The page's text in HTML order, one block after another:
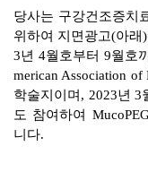
당사는 구강건조증치
위하여 지면광고(아래)
3년 4월호부터 9월호
merican Association of
학술지이며, 2023년3
도 참여하여
니다.